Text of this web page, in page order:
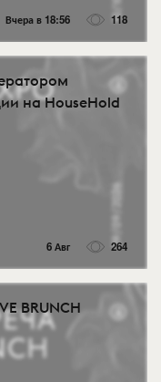
Вчера в 18:56 118
на HouseHold
6 Авг 264
BRUNCH